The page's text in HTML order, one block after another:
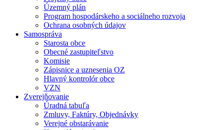
Územný plán
Program hospodárskeho a sociálneho rozvoja
Ochrana osobných údajov
Samospráva
Starosta obce
Obecné zastupiteľstvo
Komisie
Zápisnice a uznesenia OZ
Hlavný kontrolór obce
VZN
Zverejňovanie
Úradná tabuľa
Zmluvy, Faktúry, Objednávky
Verejné obstarávanie